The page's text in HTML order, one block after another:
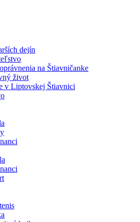
dejín
na Štiavničanke
život
v Liptovskej Štiavnici